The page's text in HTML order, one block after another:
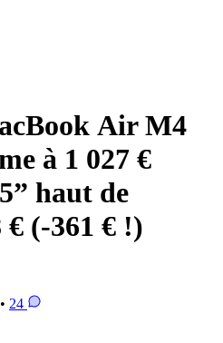
Air M4
à 1 027 €
haut de
€ (-361 € !)
24